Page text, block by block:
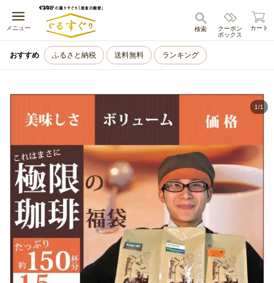
メニュー
キャンセル
クーポン
ボックス
検索 カート
おすすめ ふるさと納税 送料無料 ランキング
1/1